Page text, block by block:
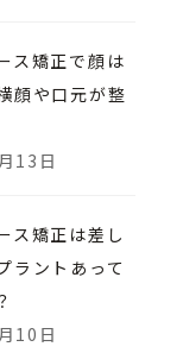
ス矯正で顔は
顔や口元が整
13日
ス矯正は差し
ラントあって
10日